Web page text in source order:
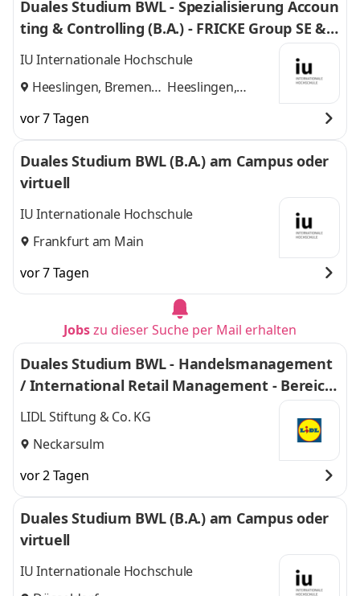
Duales Studium BWL - Spezialisierung Accoun
ting & Controlling (B.A.) - FRICKE Group SE & C
o. KG
IU Internationale Hochschule
Heeslingen, Bremen
Heeslingen,
vor 7 Tagen
Duales Studium BWL (B.A.) am Campus oder
virtuell
IU Internationale Hochschule
Frankfurt am Main
vor 7 Tagen
Jobszu dieser Suche per Mail erhalten
Duales Studium BWL - Handelsmanagement
/ International Retail Management - Bereich
Einkauf 2027
LIDL Stiftung & Co. KG
Neckarsulm
vor 2 Tagen
Duales Studium BWL (B.A.) am Campus oder
virtuell
IU Internationale Hochschule